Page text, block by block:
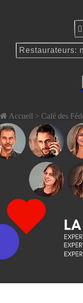
Accueil > Café des